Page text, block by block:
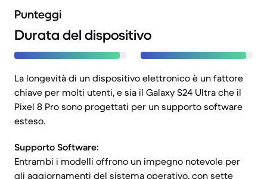
Punteggi
Durata del dispositivo
La longevità di un dispositivo elettronico è un fattore
chiave per molti utenti, e sia il Galaxy S24 Ultra che il
Pixel 8 Pro sono progettati per un supporto software
esteso.
Supporto Software:
Entrambi i modelli offrono un impegno notevole per
gli aggiornamenti del sistema operativo, con sette